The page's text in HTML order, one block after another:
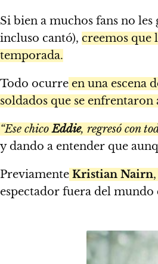
Si bien a muchos fans no
incluso cantó), creemos que
temporada.
Todo ocurre en una escena
soldados que se enfrentaron
“Ese chicoEddie, regresó con
y dando a entender que
Previamente Kristian Nairn
espectador fuera del mundo